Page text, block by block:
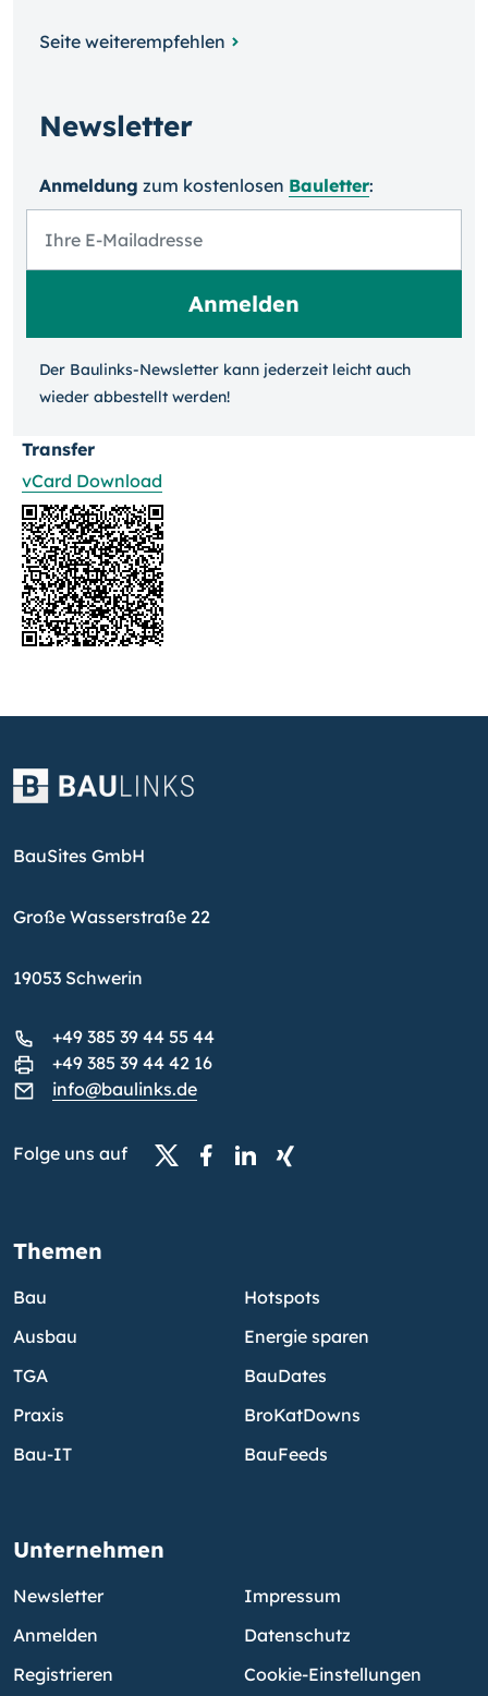
Seite weiterempfehlen
Newsletter
Anmeldung zum kosten­losen Bauletter:
Der Baulinks-Newsletter kann jeder­zeit leicht auch
wieder ab­bestellt werden!
Transfer
vCard Download
BauSites GmbH
Große Wasserstraße 22
19053 Schwerin
+49 385 39 44 55 44
+49 385 39 44 42 16
info@baulinks.de
Folge uns auf
Themen
Bau
Ausbau
TGA
Praxis
Bau-IT
Hotspots
Energie sparen
BauDates
BroKatDowns
BauFeeds
Unternehmen
Newsletter
Anmelden
Registrieren
Impressum
Datenschutz
Cookie-Einstellungen